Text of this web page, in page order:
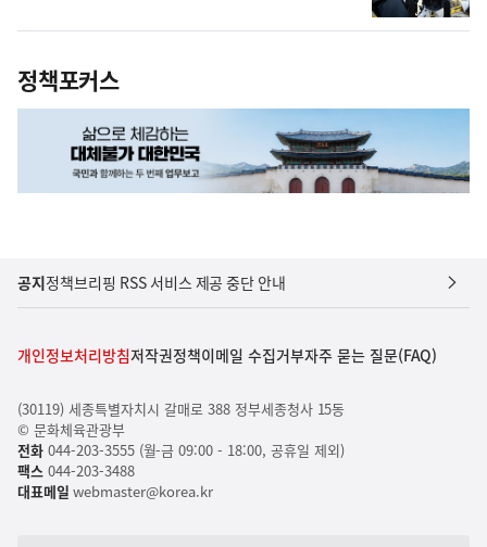
정책포커스
공지정책브리핑 RSS 서비스 제공 중단 안내
개인정보처리방침저작권정책이메일 수집거부자주 묻는 질문(FAQ)
(30119) 세종특별자치시 갈매로 388 정부세종청사 15동
© 문화체육관광부
전화044-203-3555 (월-금 09:00 - 18:00, 공휴일 제외)
팩스044-203-3488
대표메일 webmaster@korea.kr